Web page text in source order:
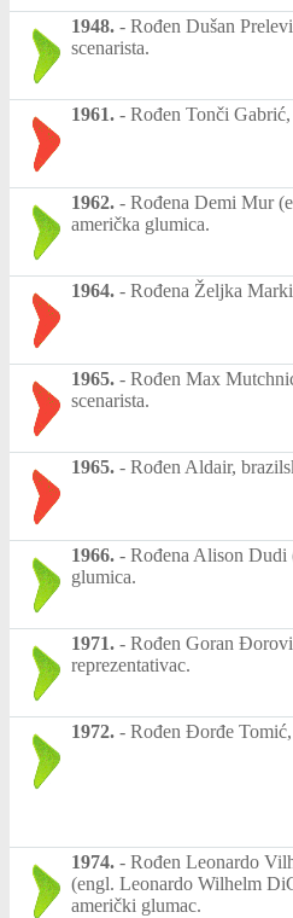
1948. - Rođen Dušan
scenarista.
1961. - Rođen Tonči
1962. - Rođena Demi Mur
američka glumica.
1964. - Rođena Željka
1965. - Rođen Max
scenarista.
1965. - Rođen Aldair,
1966. - Rođena Alison
glumica.
1971. - Rođen Goran
reprezentativac.
1972. - Rođen Đorđe
1974. - Rođen Leonardo
(engl. Leonardo Wilhelm
američki glumac.